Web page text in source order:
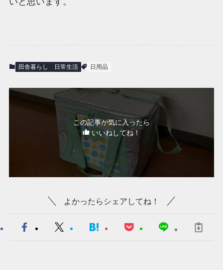
田舎暮らし 日常生活 日用品
この記事が気に入ったら
いいねしてね！
よかったらシェアしてね！